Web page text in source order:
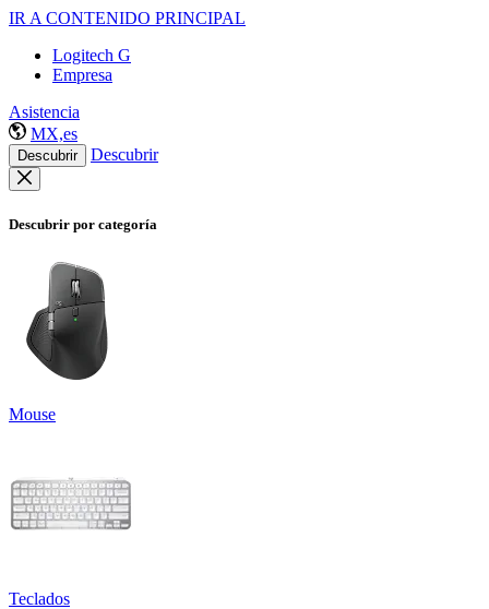
IR A CONTENIDO PRINCIPAL
Logitech G
Empresa
Asistencia
MX,es
Descubrir Descubrir
Descubrir por categoría
Mouse
Teclados